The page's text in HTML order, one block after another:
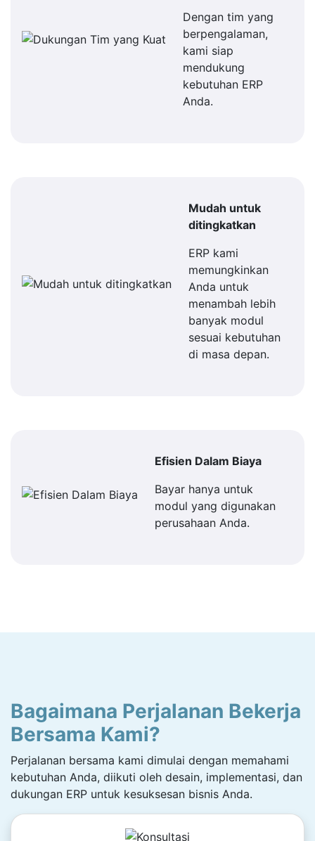
Dengan tim yang
berpengalaman,
kami siap
mendukung
kebutuhan ERP
Anda.
Mudah untuk
ditingkatkan
ERP kami
memungkinkan
Anda untuk
menambah lebih
banyak modul
sesuai kebutuhan
di masa depan.
Efisien Dalam Biaya
Bayar hanya untuk
modul yang digunakan
perusahaan Anda.
Bagaimana Perjalanan Bekerja
Bersama Kami?
Perjalanan bersama kami dimulai dengan memahami
kebutuhan Anda, diikuti oleh desain, implementasi, dan
dukungan ERP untuk kesuksesan bisnis Anda.